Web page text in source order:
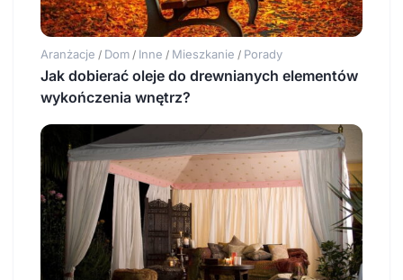
Aranżacje / Dom / Inne / Mieszkanie / Porady
Jak dobierać oleje do drewnianych elementów
wykończenia wnętrz?